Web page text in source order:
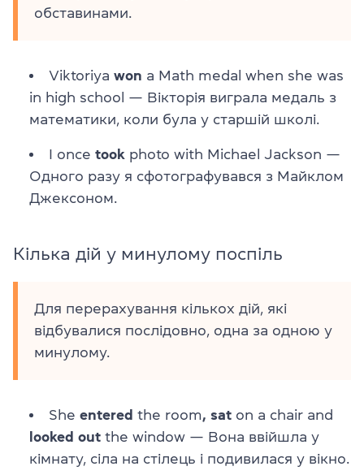
обставинами.
Viktoriya won a Math medal when she was
in high school — Вікторія виграла медаль з
математики, коли була у старшій школі.
I once took photo with Michael Jackson —
Одного разу я сфотографувався з Майклом
Джексоном.
Кілька дій у минулому поспіль
Для перерахування кількох дій, які
відбувалися послідовно, одна за одною у
минулому.
She entered the room, sat on a chair and
looked out the window — Вона ввійшла у
кімнату, сіла на стілець і подивилася у вікно.